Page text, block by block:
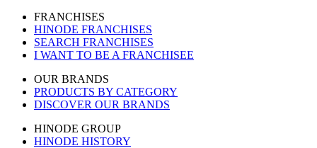
FRANCHISES
HINODE FRANCHISES
SEARCH FRANCHISES
I WANT TO BE A FRANCHISEE
OUR BRANDS
PRODUCTS BY CATEGORY
DISCOVER OUR BRANDS
HINODE GROUP
HINODE HISTORY